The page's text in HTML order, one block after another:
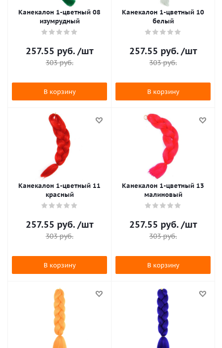
Канекалон 1-цветный 08
изумрудный
257.55 руб. /шт
303руб.
В корзину
Канекалон 1-цветный 10
белый
257.55 руб. /шт
303руб.
В корзину
Канекалон 1-цветный 11
красный
257.55 руб. /шт
303руб.
В корзину
Канекалон 1-цветный 13
малиновый
257.55 руб. /шт
303руб.
В корзину